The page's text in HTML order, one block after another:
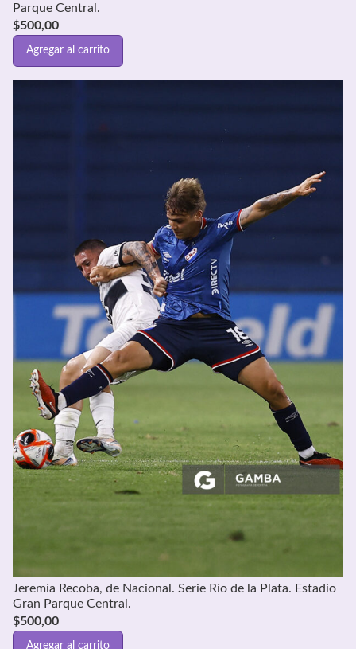
Parque Central.
$500,00
Agregar al carrito
Jeremía Recoba, de Nacional. Serie Río de la Plata. Estadio
Gran Parque Central.
$500,00
Agregar al carrito